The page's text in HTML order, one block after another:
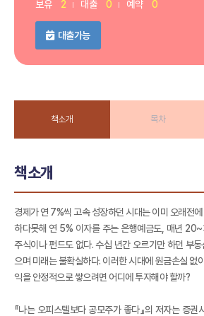
보유 2 대출 0 예약 0
대출가능
책소개 목차
책소개
경제가 연 7%씩 고속 성장하던 시대는 이미 오래전에
하다못해 연 5% 이자를 주는 은행예금도, 매년
주식이나 펀드도 없다. 수십 년간 오르기만 하던 부
으며 미래는 불확실하다. 이러한 시대에 원금손실 없
익을 안정적으로 쌓으려면 어디에 투자해야 할까?
『나는 오피스텔보다 공모주가 좋다』의 저자는 증